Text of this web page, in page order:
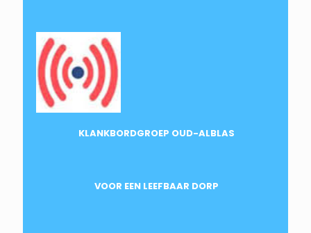
KLANKBORDGROEP OUD-ALBLAS
VOOR EEN LEEFBAAR DORP